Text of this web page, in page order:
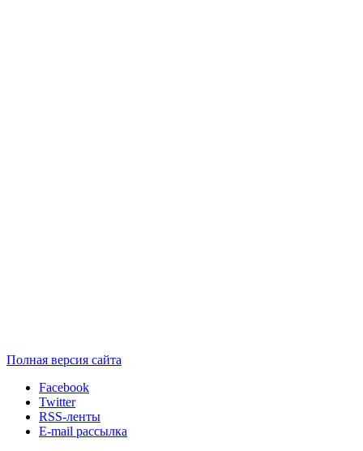
Полная версия сайта
Facebook
Twitter
RSS-ленты
E-mail рассылка